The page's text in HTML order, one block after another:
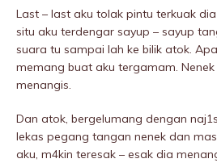
Last – last aku tolak pintu terkuak
situ aku terdengar sayup – sayup
suara tu sampai lah ke bilik atok.
memang buat aku tergamam.
menangis.
Dan atok, bergelumang dengan
lekas pegang tangan nenek dan
aku, m4kin teresak – esak dia